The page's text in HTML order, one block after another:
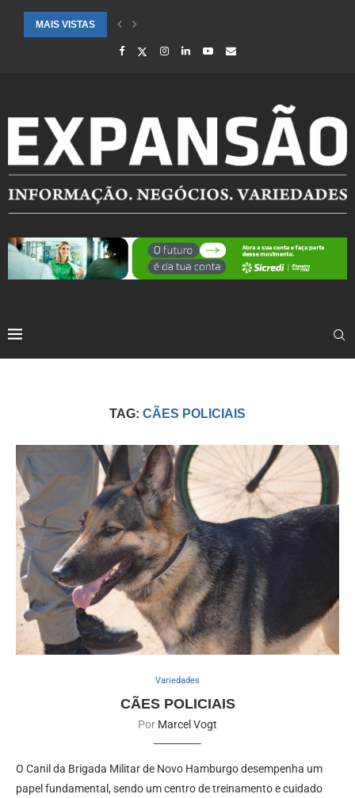
MAIS VISTAS
CIDADES ATENDIDAS PELO SEBRAE RS SÃO DESTAQUE EM
TAG: CÃES POLICIAIS
Variedades
CÃES POLICIAIS
Por Marcel Vogt
O Canil da Brigada Militar de Novo Hamburgo desempenha um
papel fundamental, sendo um centro de treinamento e cuidado